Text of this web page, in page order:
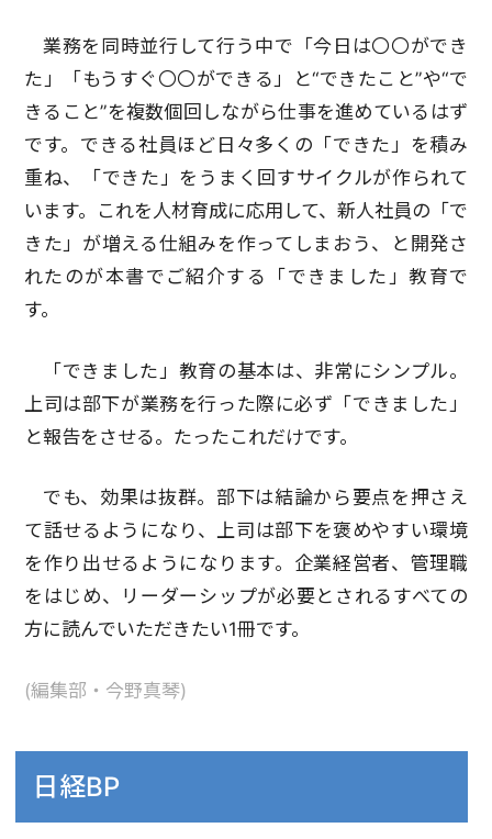
業務を同時並行して行う中で「今日は〇〇ができ
た」「もうすぐ〇〇ができる」と“できたこと”や“で
きること”を複数個回しながら仕事を進めているはず
です。できる社員ほど日々多くの「できた」を積み
重ね、「できた」をうまく回すサイクルが作られて
います。これを人材育成に応用して、新人社員の「で
きた」が増える仕組みを作ってしまおう、と開発さ
れたのが本書でご紹介する「できました」教育で
す。
「できました」教育の基本は、非常にシンプル。
上司は部下が業務を行った際に必ず「できました」
と報告をさせる。たったこれだけです。
でも、効果は抜群。部下は結論から要点を押さえ
て話せるようになり、上司は部下を褒めやすい環境
を作り出せるようになります。企業経営者、管理職
をはじめ、リーダーシップが必要とされるすべての
方に読んでいただきたい1冊です。
(編集部・今野真琴)
日経BP